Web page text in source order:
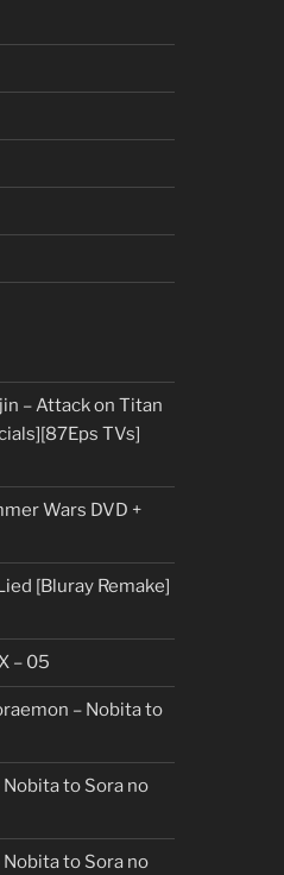
– Attack on Titan
TVs]
Wars DVD +
[Bluray Remake]
– 05
– Nobita to
Nobita to Sora no
Nobita to Sora no